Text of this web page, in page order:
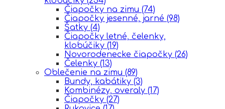
Čiapočky na zimu (74)
Čiapočky jesenné, jarné (98)
Šatky (4)
Čiapočky letné, čelenky,
klobúčiky (19)
Novorodenecke čiapočky (26)
Čelenky (13)
Oblečenie na zimu (89)
Bundy, kabátiky (3)
Kombinézy, overaly (17)
Čiapočky (27)